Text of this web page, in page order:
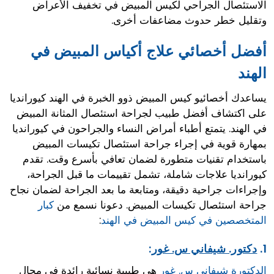
الاستئصال الجراحي لكيس المبيض في تخفيف الأعراض
وتقليل خطر حدوث مضاعفات أخرى.
أفضل أخصائي علاج أكياس المبيض في
الهند
يساعدك أخصائيو كيس المبيض ذوو الخبرة في الهند كيورانديا
على اكتشاف أفضل طبيب لجراحة استئصال المثانة المبيض
في الهند. يتمتع أطباء أمراض النساء والجراحون في كيورانديا
بمهارة قوية في إجراء جراحة استئصال تكيسات المبيض
باستخدام تقنيات متطورة لضمان تعافي بأسرع وقت. تقدم
كيورانديا علاجات شاملة، تشمل تقييمات ما قبل الجراحة،
وإجراءات جراحية دقيقة، ومتابعة ما بعد الجراحة لضمان نجاح
جراحة استئصال تكيسات المبيض. دعونا نسمع من كبار
المتخصصين في كيس المبيض في الهند:
1. دكتور. شيفاني س. غور :
الدكتورة شيفاني س. غور هي طبيبة نسائية رائدة في مجال